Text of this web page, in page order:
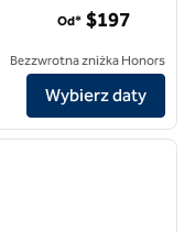
Napa Valley, Tapestry by
Od* $197
Bezzwrotna zniżka Honors
Wybierz daty
1/12